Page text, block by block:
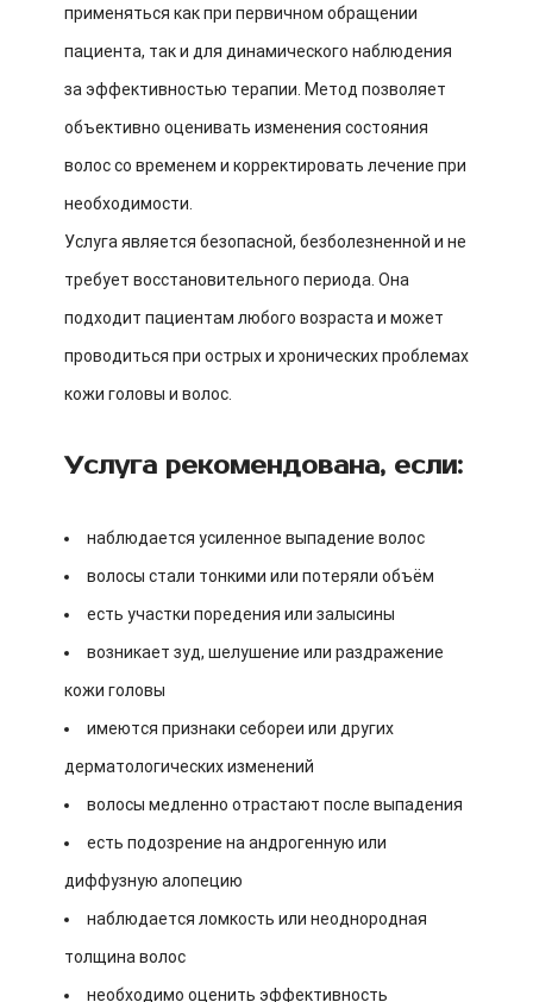
применяться как при первичном обращении
пациента, так и для динамического наблюдения
за эффективностью терапии. Метод позволяет
объективно оценивать изменения состояния
волос со временем и корректировать лечение при
необходимости.
Услуга является безопасной, безболезненной и не
требует восстановительного периода. Она
подходит пациентам любого возраста и может
проводиться при острых и хронических проблемах
кожи головы и волос.
Услуга рекомендована, если:
наблюдается усиленное выпадение волос
волосы стали тонкими или потеряли объём
есть участки поредения или залысины
возникает зуд, шелушение или раздражение
кожи головы
имеются признаки себореи или других
дерматологических изменений
волосы медленно отрастают после выпадения
есть подозрение на андрогенную или
диффузную алопецию
наблюдается ломкость или неоднородная
толщина волос
необходимо оценить эффективность